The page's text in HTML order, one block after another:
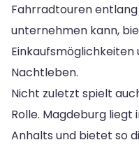
Fahrradtouren
unternehmen kann,
Einkaufsmöglichkeiten
Nachtleben.
Nicht zuletzt spielt
Rolle. Magdeburg liegt
Anhalts und bietet so